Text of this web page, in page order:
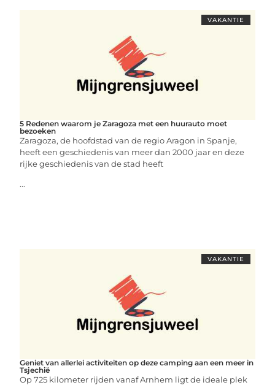
VAKANTIE
5 Redenen waarom je Zaragoza met een huurauto moet
bezoeken
Zaragoza, de hoofdstad van de regio Aragon in Spanje,
heeft een geschiedenis van meer dan 2000 jaar en deze
rijke geschiedenis van de stad heeft
...
VAKANTIE
Geniet van allerlei activiteiten op deze camping aan een meer in
Tsjechië
Op 725 kilometer rijden vanaf Arnhem ligt de ideale plek